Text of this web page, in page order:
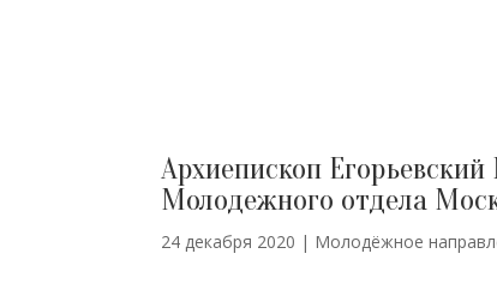
Архиепископ
Молодежного отдела
24 декабря 2020 | Молодёжное